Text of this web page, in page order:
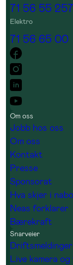
71 56 55 25
Elektro
71 56 65 00
Om oss
Jobb hos oss
Om oss
Kontakt
Presse
Sponsorat
Hva skjer i
Neas forklarer
Bærekraft
Snarveier
Driftsmeldinger
Live kamera